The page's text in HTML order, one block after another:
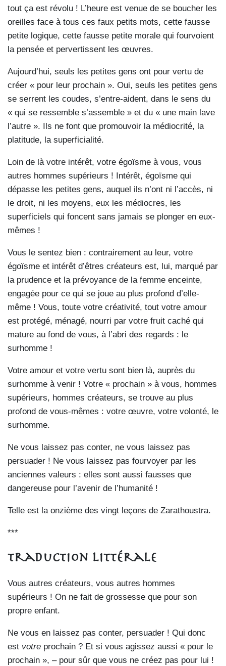
tout ça est révolu ! L’heure est venue de se boucher les
oreilles face à tous ces faux petits mots, cette fausse
petite logique, cette fausse petite morale qui fourvoient
la pensée et pervertissent les œuvres.
Aujourd’hui, seuls les petites gens ont pour vertu de
créer « pour leur prochain ». Oui, seuls les petites gens
se serrent les coudes, s’entre-aident, dans le sens du
« qui se ressemble s’assemble » et du « une main lave
l’autre ». Ils ne font que promouvoir la médiocrité, la
platitude, la superficialité.
Loin de là votre intérêt, votre égoïsme à vous, vous
autres hommes supérieurs ! Intérêt, égoïsme qui
dépasse les petites gens, auquel ils n’ont ni l’accès, ni
le droit, ni les moyens, eux les médiocres, les
superficiels qui foncent sans jamais se plonger en eux-
mêmes !
Vous le sentez bien : contrairement au leur, votre
égoïsme et intérêt d’êtres créateurs est, lui, marqué par
la prudence et la prévoyance de la femme enceinte,
engagée pour ce qui se joue au plus profond d’elle-
même ! Vous, toute votre créativité, tout votre amour
est protégé, ménagé, nourri par votre fruit caché qui
mature au fond de vous, à l’abri des regards : le
surhomme !
Votre amour et votre vertu sont bien là, auprès du
surhomme à venir ! Votre « prochain » à vous, hommes
supérieurs, hommes créateurs, se trouve au plus
profond de vous-mêmes : votre œuvre, votre volonté, le
surhomme.
Ne vous laissez pas conter, ne vous laissez pas
persuader ! Ne vous laissez pas fourvoyer par les
anciennes valeurs : elles sont aussi fausses que
dangereuse pour l’avenir de l’humanité !
Telle est la onzième des vingt leçons de Zarathoustra.
***
Traduction littérale
Vous autres créateurs, vous autres hommes
supérieurs ! On ne fait de grossesse que pour son
propre enfant.
Ne vous en laissez pas conter, persuader ! Qui donc
est votre prochain ? Et si vous agissez aussi « pour le
prochain », – pour sûr que vous ne créez pas pour lui !